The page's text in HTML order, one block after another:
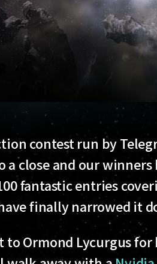
contest run by
a close and our
fantastic entries
finally narrowed it
Ormond Lycurgus